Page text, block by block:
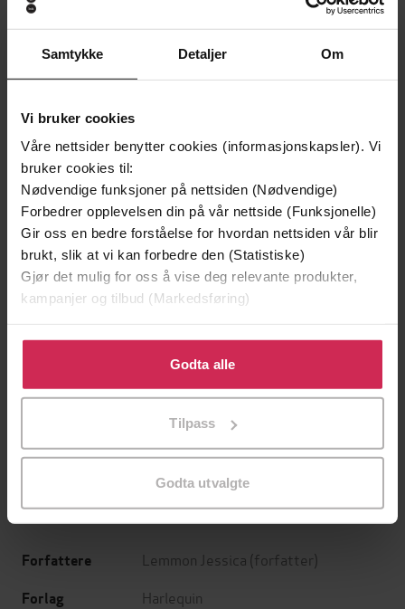
Samtykke Detaljer Om
Vi bruker cookies
Våre nettsider benytter cookies (informasjonskapsler). Vi
bruker cookies til:
Nødvendige funksjoner på nettsiden (Nødvendige)
Forbedrer opplevelsen din på vår nettside (Funksjonelle)
Gir oss en bedre forståelse for hvordan nettsiden vår blir
brukt, slik at vi kan forbedre den (Statistiske)
Gjør det mulig for oss å vise deg relevante produkter,
kampanjer og tilbud (Markedsføring)
Klikk på «Godta alle» for å gi oss ditt samtykke til å
bruke cookies for alle disse formålene. Du kan også
tilpasse ditt samtykke til spesifikke formål ved å klikke
Godta alle
Tilpass
Godta utvalgte
Andre har også kjøpt
229,-
Santorinis hemmelighet
EBOK
149,-
EBOK
Forfattere Lemmon Jessica (forfatter)
Forlag Harlequin